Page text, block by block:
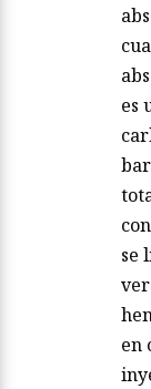
es
se
en